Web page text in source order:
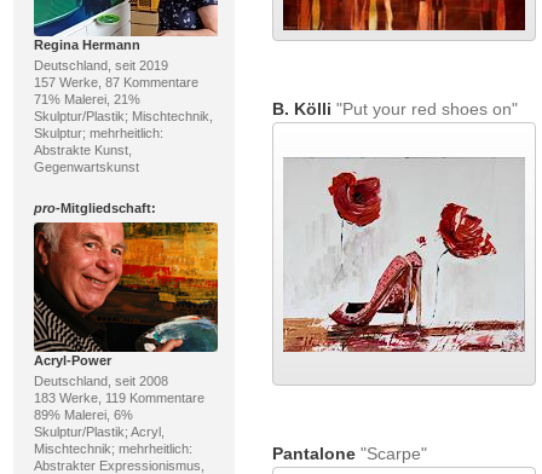
Regina Hermann
Deutschland, seit 2019
157 Werke, 87 Kommentare
71% Malerei, 21%
Skulptur/Plastik; Mischtechnik,
Skulptur; mehrheitlich:
Abstrakte Kunst,
Gegenwartskunst
pro-Mitgliedschaft:
Acryl-Power
Deutschland, seit 2008
183 Werke, 119 Kommentare
89% Malerei, 6%
Skulptur/Plastik; Acryl,
Mischtechnik; mehrheitlich:
Abstrakter Expressionismus,
B. Kölli "Put your red shoes on"
Pantalone"Scarpe"